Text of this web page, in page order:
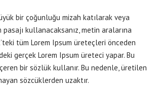
bir çoğunluğu mizah katılarak veya
kullanacaksanız, metin aralarına
tüm Lorem Ipsum üreteçleri önceden
gerçek Lorem Ipsum üreteci yapar. Bu
bir sözlük kullanır. Bu nedenle, üretilen
sözcüklerden uzaktır.